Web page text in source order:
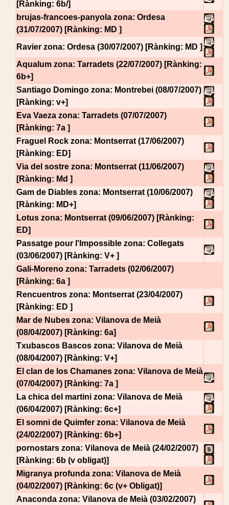
[Rànking: 6b/]
brujas-francoes-panyola zona: Ordesa
(31/07/2007) [Rànking: MD ]
Ravier zona: Ordesa (30/07/2007) [Rànking: MD ]
Aqualum zona: Tarradets (22/07/2007) [Rànking:
6b+]
Santiago Domingo zona: Montrebei (08/07/2007)
[Rànking: v+]
Eva Vaeza zona: Tarradets (07/07/2007)
[Rànking: 7a ]
Fraguel Rock zona: Montserrat (17/06/2007)
[Rànking: ED]
Via del sostre zona: Montserrat (11/06/2007)
[Rànking: Md ]
Gam de Diables zona: Montserrat (10/06/2007)
[Rànking: MD+]
Lotus zona: Montserrat (09/06/2007) [Rànking:
ED]
Passatge pour l'Impossible zona: Collegats
(03/06/2007) [Rànking: V+ ]
Gali-Moreno zona: Tarradets (02/06/2007)
[Rànking: 6a ]
Rencuentros zona: Montserrat (23/04/2007)
[Rànking: ED ]
Mar de Nubes zona: Vilanova de Meià
(08/04/2007) [Rànking: 6a]
Txubascos Bascos zona: Vilanova de Meià
(08/04/2007) [Rànking: V+]
El clan de los Chamanes zona: Vilanova de Meià
(07/04/2007) [Rànking: 7a ]
La chica del martini zona: Vilanova de Meià
(06/04/2007) [Rànking: 6c+]
El somni de Quimfer zona: Vilanova de Meià
(24/02/2007) [Rànking: 6b+]
pornostars zona: Vilanova de Meià (24/02/2007)
[Rànking: 6b (v obligat)]
Migranya profunda zona: Vilanova de Meià
(04/02/2007) [Rànking: 6c (v+ Obligat)]
Anaconda zona: Vilanova de Meià (03/02/2007)